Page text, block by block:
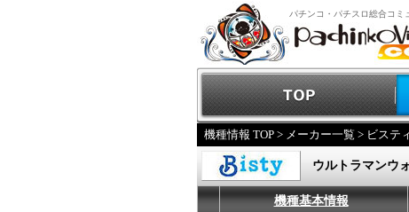
パチンコ・パチスロ総合コミ
機種情報 TOP > メーカー一覧 > ビステ
ウルトラマンウ
機種基本情報